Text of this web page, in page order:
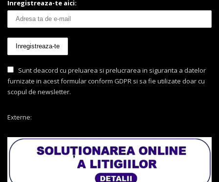
Inregistreaza-te aici:
Sunt deacord cu preluarea si prelucrarea in siguranta a datelor
furnizate in acest formular conform GDPR si sa fie utilizate doar cu
scopul de newsletter.
Externe: